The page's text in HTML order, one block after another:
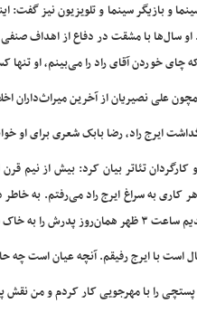
و بازیگر سینما و تلویزیون نیز
سال‌ها با مشقت در دفاع از اهداف
چای خوردن آقای راد را می‌بینم، او
علی نصیریان از آخرین میراث‌داران
ایرج راد، رضا بابک شعری برای او
کارگردان تئاتر بیان کرد: بیش از
کاری به سراغ ایرج راد می‌رفتم. به
ایرج راد نشده است.
است با ایرج رفیقم. آنچه عیان است چه
پستچی را با مهرجویی کار کردم و من